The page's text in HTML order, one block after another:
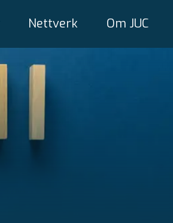
Nettverk Om JUC